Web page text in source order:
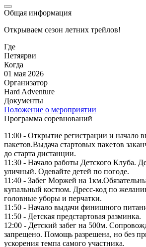
Общая информация
Открываем сезон летних трейлов!
Где
Петяярви
Когда
01 мая 2026
Организатор
Hard Adventure
Документы
Положение о мероприятии
Программа соревнований
11:00 - Открытие регистрации и начало
пакетов.Выдача стартовых пакетов
до старта дистанции.
11:30 - Начало работы Детского Клуба.
уличный. Одевайте детей по погоде.
11:40 - Забег Моржей на
купальный костюм. Дресс-код по
головные уборы и перчатки.
11:50 - Начало выдачи финишного
11:50 - Детская предстартовая разминка.
12:00 - Детский забег на 500м.
запрещено. Помощь разрешена, но без
ускорения темпа самого участника.